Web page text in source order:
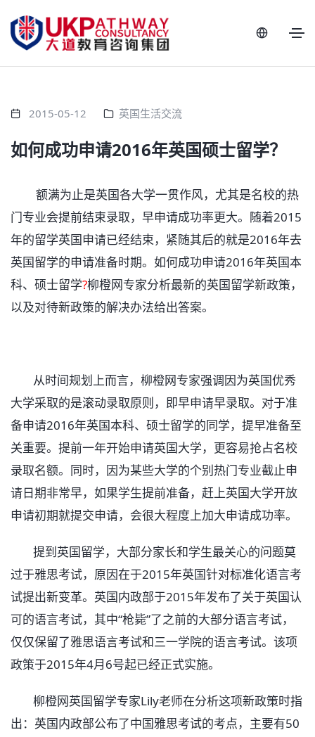
2015-05-12 英国生活交流
如何成功申请2016年英国硕士留学？
额满为止是英国各大学一贯作风，尤其是名校的热
门专业会提前结束录取，早申请成功率更大。随着2015
年的留学英国申请已经结束，紧随其后的就是2016年去
英国留学的申请准备时期。如何成功申请2016年英国本
科、硕士留学?柳橙网专家分析最新的英国留学新政策，
以及对待新政策的解决办法给出答案。
从时间规划上而言，柳橙网专家强调因为英国优秀
大学采取的是滚动录取原则，即早申请早录取。对于准
备申请2016年英国本科、硕士留学的同学，提早准备至
关重要。提前一年开始申请英国大学，更容易抢占名校
录取名额。同时，因为某些大学的个别热门专业截止申
请日期非常早，如果学生提前准备，赶上英国大学开放
申请初期就提交申请，会很大程度上加大申请成功率。
提到英国留学，大部分家长和学生最关心的问题莫
过于雅思考试，原因在于2015年英国针对标准化语言考
试提出新变革。英国内政部于2015年发布了关于英国认
可的语言考试，其中“枪毙”了之前的大部分语言考试，
仅仅保留了雅思语言考试和三一学院的语言考试。该项
政策于2015年4月6号起已经正式实施。
柳橙网英国留学专家Lily老师在分析这项新政策时指
出：英国内政部公布了中国雅思考试的考点，主要有50